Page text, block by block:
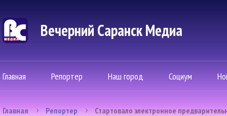
Вечерний Саранск Mедиа
Главная Репортер Наш город Социум
Главная Репортер Стартовало электронное